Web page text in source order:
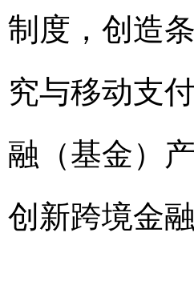
制度，创造
究与移动支
融（基金）
创新跨境金融